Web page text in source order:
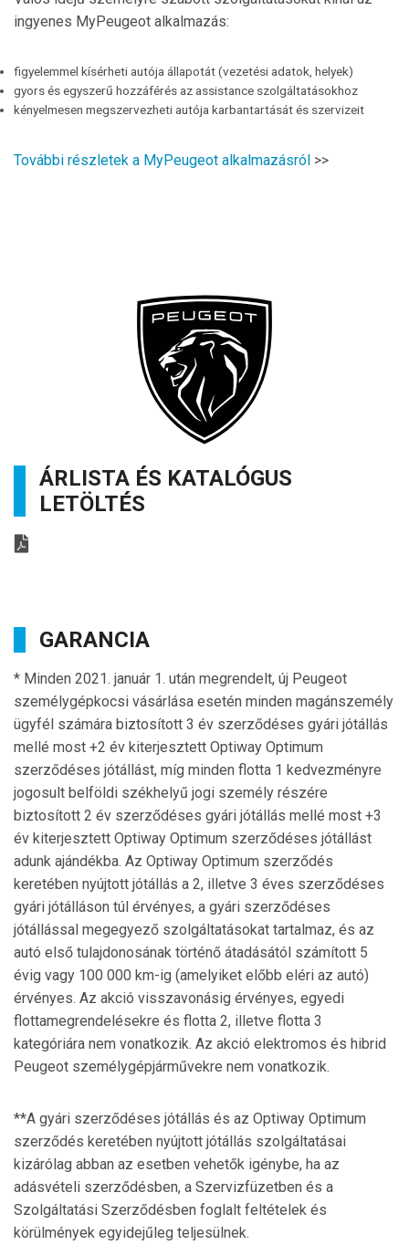
ingyenes MyPeugeot alkalmazás:
figyelemmel kísérheti autója állapotát (vezetési adatok, helyek)
gyors és egyszerű hozzáférés az assistance szolgáltatásokhoz
kényelmesen megszervezheti autója karbantartását és szervizeit
További részletek a MyPeugeot alkalmazásról >>
ÁRLISTA ÉS KATALÓGUS
LETÖLTÉS
GARANCIA
* Minden 2021. január 1. után megrendelt, új Peugeot
személygépkocsi vásárlása esetén minden magánszemély
ügyfél számára biztosított 3 év szerződéses gyári jótállás
mellé most +2 év kiterjesztett Optiway Optimum
szerződéses jótállást, míg minden flotta 1 kedvezményre
jogosult belföldi székhelyű jogi személy részére
biztosított 2 év szerződéses gyári jótállás mellé most +3
év kiterjesztett Optiway Optimum szerződéses jótállást
adunk ajándékba. Az Optiway Optimum szerződés
keretében nyújtott jótállás a 2, illetve 3 éves szerződéses
gyári jótálláson túl érvényes, a gyári szerződéses
jótállással megegyező szolgáltatásokat tartalmaz, és az
autó első tulajdonosának történő átadásától számított 5
évig vagy 100 000 km-ig (amelyiket előbb eléri az autó)
érvényes. Az akció visszavonásig érvényes, egyedi
flottamegrendelésekre és flotta 2, illetve flotta 3
kategóriára nem vonatkozik. Az akció elektromos és hibrid
Peugeot személygépjárművekre nem vonatkozik.
**A gyári szerződéses jótállás és az Optiway Optimum
szerződés keretében nyújtott jótállás szolgáltatásai
kizárólag abban az esetben vehetők igénybe, ha az
adásvételi szerződésben, a Szervizfüzetben és a
Szolgáltatási Szerződésben foglalt feltételek és
körülmények egyidejűleg teljesülnek.